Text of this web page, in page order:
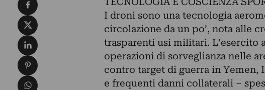
I droni sono una tecnologia
circolazione da un po’, nota alle
trasparenti usi militari. L’esercito
operazioni di sorveglianza nelle
contro target di guerra in Yemen,
e frequenti danni collaterali –
Condividi su X
Condividi su LinkedIn
Condividi su Pinterest
Condividi su WhatsApp